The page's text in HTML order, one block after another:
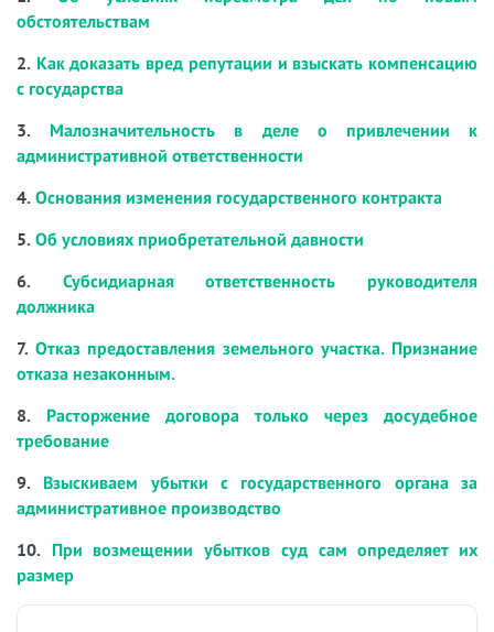
обстоятельствам
2. Как доказать вред репутации и взыскать компенсацию
с государства
3. Малозначительность в деле о привлечении к
административной ответственности
4. Основания изменения государственного контракта
5. Об условиях приобретательной давности
6. Субсидиарная ответственность руководителя
должника
7.Отказ предоставления земельного участка. Признание
отказа незаконным.
8. Расторжение договора только через досудебное
требование
9. Взыскиваем убытки с государственного органа за
административное производство
10. При возмещении убытков суд сам определяет их
размер